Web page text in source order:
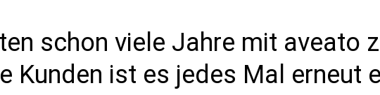
schon viele Jahre mit aveato
Kunden ist es jedes Mal erneut